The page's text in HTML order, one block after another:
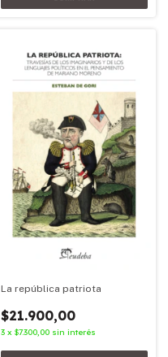
La república patriota
$21.900,00
3 x $7.300,00 sin interés